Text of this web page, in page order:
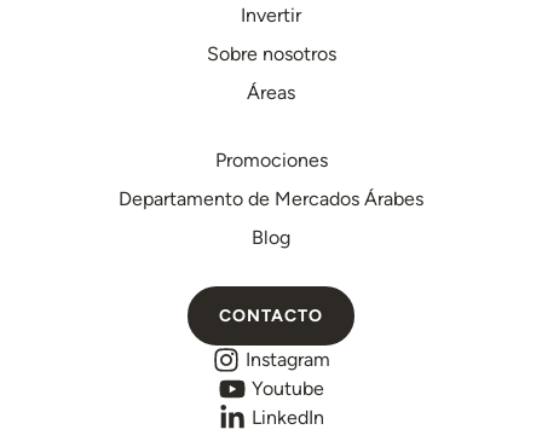
Invertir
Sobre nosotros
Áreas
Promociones
Departamento de Mercados Árabes
Blog
CONTACTO
Instagram
Youtube
LinkedIn